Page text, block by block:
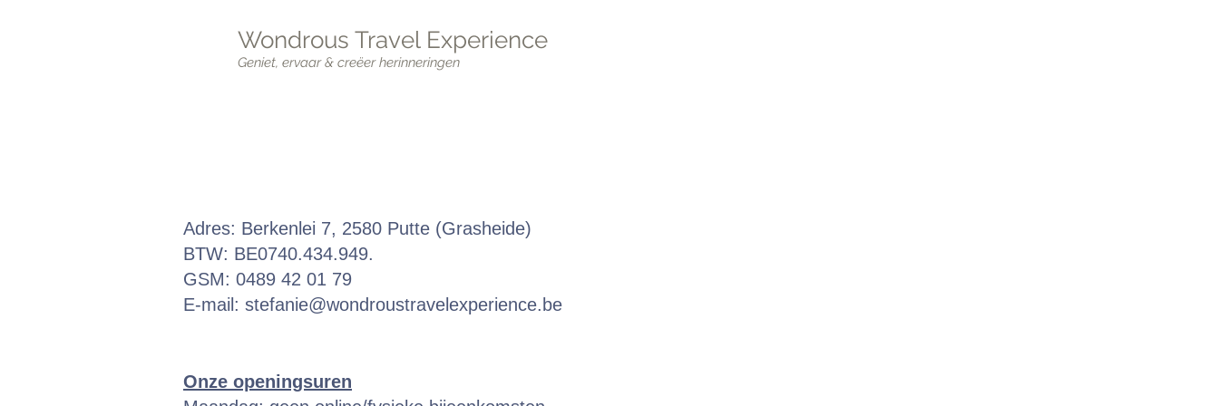
Wondrous Travel Experience
Geniet, ervaar & creëer herinneringen
Adres: Berkenlei 7, 2580 Putte (Grasheide)
BTW: BE0740.434.949.
GSM: 0489 42 01 79
E-mail: stefanie@wondroustravelexperience.be
Onze openingsuren